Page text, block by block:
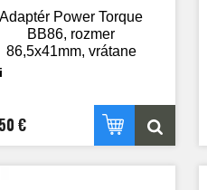
Adaptér Power Torque
BB86, rozmer
86,5x41mm, vrátane
€